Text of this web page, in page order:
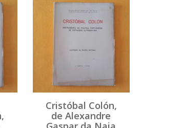
Cristóbal Colón,
de Alexandre